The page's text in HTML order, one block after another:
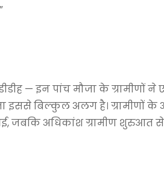
— इन पांच मौजा के ग्रामीणों
बिल्कुल अलग है। ग्रामीणों के
जबकि अधिकांश ग्रामीण शुरुआत